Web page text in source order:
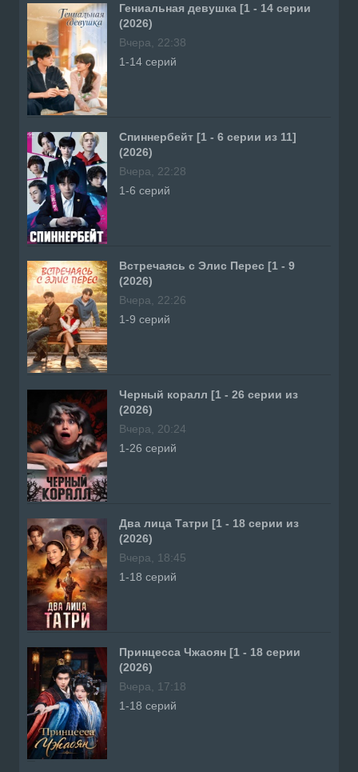
Гениальная девушка [1 - 14 серии
(2026)
Вчера, 22:38
1-14 серий
Спиннербейт [1 - 6 серии из 11]
(2026)
Вчера, 22:28
1-6 серий
Встречаясь с Элис Перес [1 - 9
(2026)
Вчера, 22:26
1-9 серий
Черный коралл [1 - 26 серии из
(2026)
Вчера, 20:24
1-26 серий
Два лица Татри [1 - 18 серии из
(2026)
Вчера, 18:45
1-18 серий
Принцесса Чжаоян [1 - 18 серии
(2026)
Вчера, 17:18
1-18 серий